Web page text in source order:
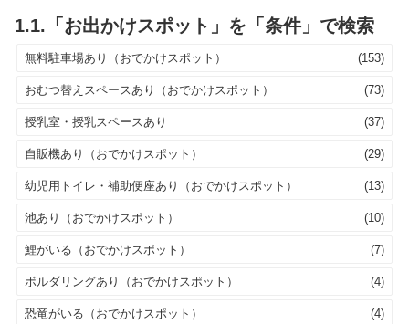
1.1.「お出かけスポット」を「条件」で検索
無料駐車場あり（おでかけスポット） (153)
おむつ替えスペースあり（おでかけスポット） (73)
授乳室・授乳スペースあり (37)
自販機あり（おでかけスポット） (29)
幼児用トイレ・補助便座あり（おでかけスポット） (13)
池あり（おでかけスポット） (10)
鯉がいる（おでかけスポット） (7)
ボルダリングあり（おでかけスポット） (4)
恐竜がいる（おでかけスポット） (4)